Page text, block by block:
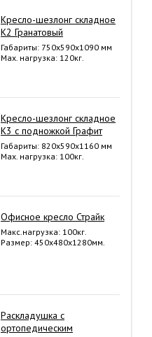
Кресло-шезлонг складное
К2 Гранатовый
Габариты: 750x590x1090 мм
Мах. нагрузка: 120кг.
Кресло-шезлонг складное
К3 с подножкой Графит
Габариты: 820x590x1160 мм
Мах. нагрузка: 100кг.
Офисное кресло Страйк
Макс.нагрузка: 100кг.
Размер: 450х480х1280мм.
Раскладушка с
ортопедическим